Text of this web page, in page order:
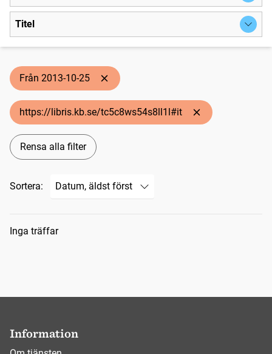
Titel
Från 2013-10-25
https://libris.kb.se/tc5c8ws54s8ll1l#it
Rensa alla filter
Sortera:
Sökresultat
Inga träffar
Information